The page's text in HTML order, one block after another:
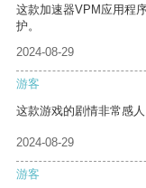
这款加速器VPM应用程
护。
2024-08-29
游客
这款游戏的剧情非常感
2024-08-29
游客